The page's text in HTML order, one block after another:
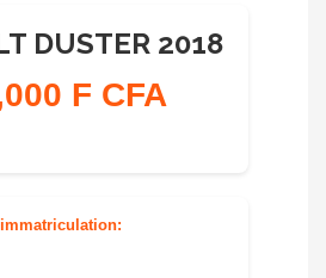
DUSTER 2018
F CFA
immatriculation: